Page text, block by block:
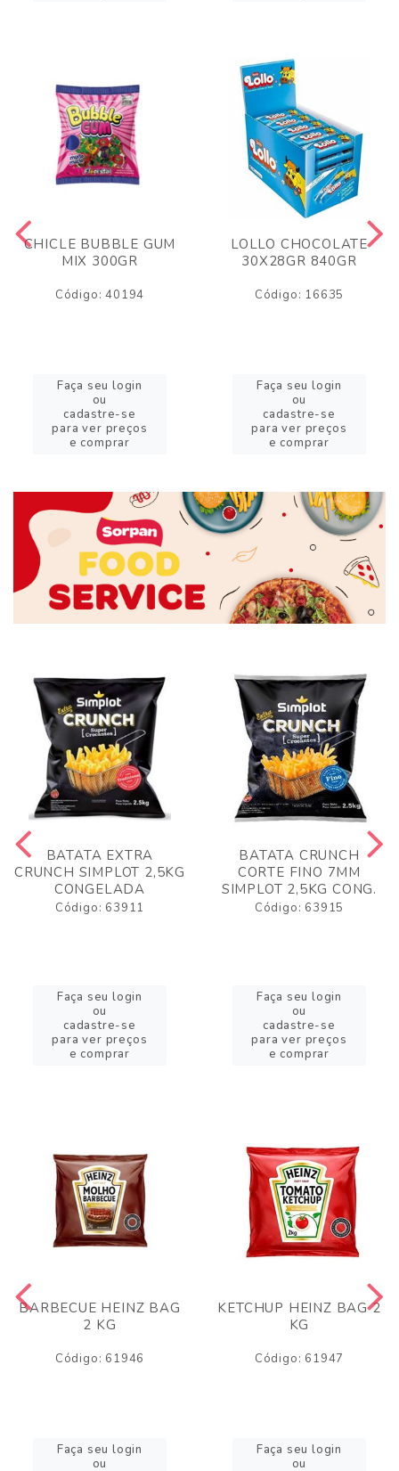
CHICLE BUBBLE GUM
MIX 300GR
Código: 40194
Faça seu login
ou
cadastre-se
para ver preços
e comprar
LOLLO CHOCOLATE
30X28GR 840GR
Código: 16635
Faça seu login
ou
cadastre-se
para ver preços
e comprar
BATATA EXTRA
CRUNCH SIMPLOT 2,5KG
CONGELADA
Código: 63911
Faça seu login
ou
cadastre-se
para ver preços
e comprar
BATATA CRUNCH
CORTE FINO 7MM
SIMPLOT 2,5KG CONG.
Código: 63915
Faça seu login
ou
cadastre-se
para ver preços
e comprar
BARBECUE HEINZ BAG
2 KG
Código: 61946
Faça seu login
ou
KETCHUP HEINZ BAG 2
KG
Código: 61947
Faça seu login
ou